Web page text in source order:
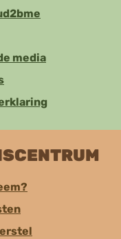
media